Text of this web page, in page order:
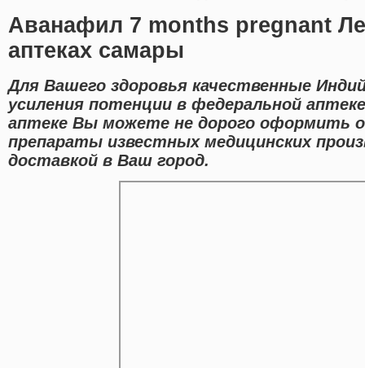
Аванафил 7 months pregnant
аптеках самары
Для Вашего здоровья качественные
усиления потенции в федеральной
аптеке Вы можете не дорого оформить
препараты известных медицинских
доставкой в Ваш город.